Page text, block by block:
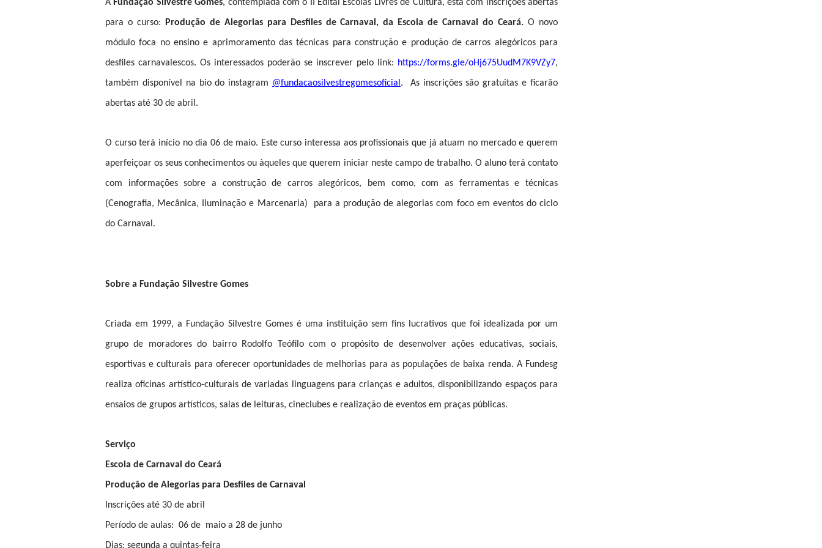
A Fundação Silvestre Gomes, contemplada com o II Edital Escolas Livres de Cultura, está com inscrições abertas
para o curso: Produção de Alegorias para Desfiles de Carnaval, da Escola de Carnaval do Ceará.O novo
módulo foca no ensino e aprimoramento das técnicas para construção e produção de carros alegóricos para
desfiles carnavalescos. Os interessados poderão se inscrever pelo link: https://forms.gle/oHj675UudM7K9VZy7,
também disponível na bio do instagram @fundacaosilvestregomesoficial . As inscrições são gratuitas e ficarão
abertas até 30 de abril.
O curso terá início no dia 06 de maio. Este curso interessa aos profissionais que já atuam no mercado e querem
aperfeiçoar os seus conhecimentos ou àqueles que querem iniciar neste campo de trabalho. O aluno terá contato
com informações sobre a construção de carros alegóricos, bem como, com as ferramentas e técnicas
(Cenografia, Mecânica, Iluminação e Marcenaria) para a produção de alegorias com foco em eventos do ciclo
do Carnaval.
Sobre a Fundação Silvestre Gomes
Criada em 1999, a Fundação Silvestre Gomes é uma instituição sem fins lucrativos que foi idealizada por um
grupo de moradores do bairro Rodolfo Teófilo com o propósito de desenvolver ações educativas, sociais,
esportivas e culturais para oferecer oportunidades de melhorias para as populações de baixa renda. A Fundesg
realiza oficinas artístico-culturais de variadas linguagens para crianças e adultos, disponibilizando espaços para
ensaios de grupos artísticos, salas de leituras, cineclubes e realização de eventos em praças públicas.
Serviço
Escola de Carnaval do Ceará
Produção de Alegorias para Desfiles de Carnaval
Inscrições até 30 de abril
Período de aulas: 06 de maio a 28 de junho
Dias: segunda a quintas-feira